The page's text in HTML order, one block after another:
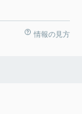
情報の見方